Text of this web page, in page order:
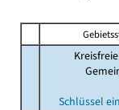
Schlüssel